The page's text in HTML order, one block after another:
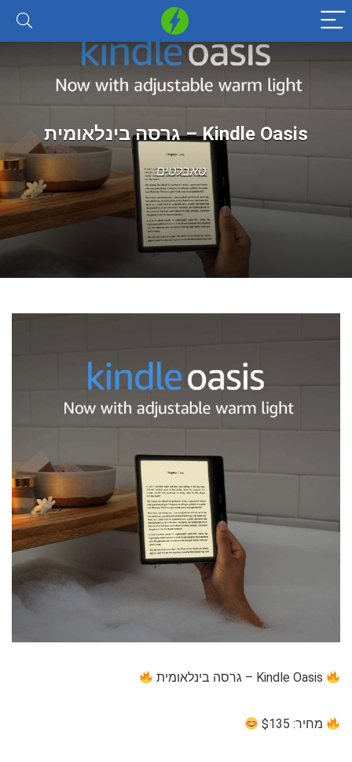
Kindle Oasis – גרסה בינלאומית
טאבלטים
מחיר: $135